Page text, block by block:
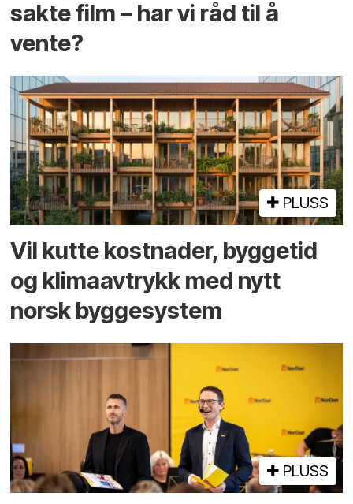
sakte film – har vi råd til å
vente?
PLUSS
Vil kutte kostnader, byggetid
og klima­avtrykk med nytt
norsk bygge­system
PLUSS